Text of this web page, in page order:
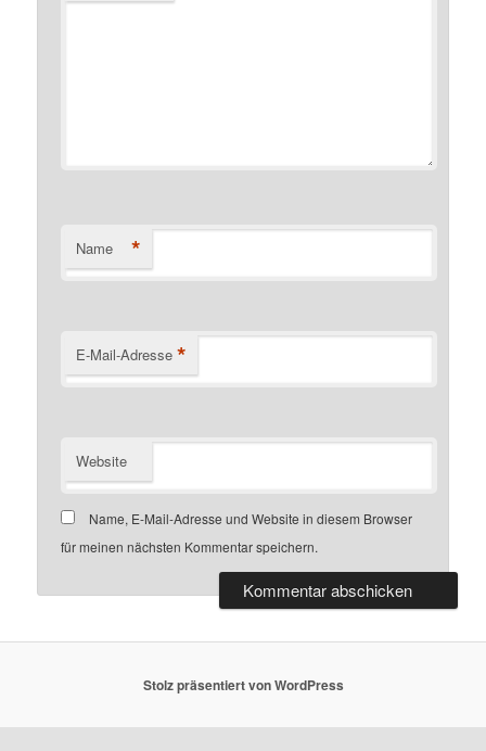
Name *
E-Mail-Adresse *
Website
Name, E-Mail-Adresse und Website in diesem Browser
für meinen nächsten Kommentar speichern.
Stolz präsentiert von WordPress